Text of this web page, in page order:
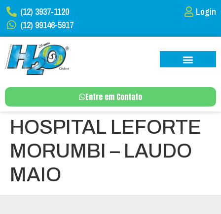
(12) 3937-1120
(12) 99146-5917
Login
Entre em Contato
HOSPITAL LEFORTE
MORUMBI – LAUDO
MAIO